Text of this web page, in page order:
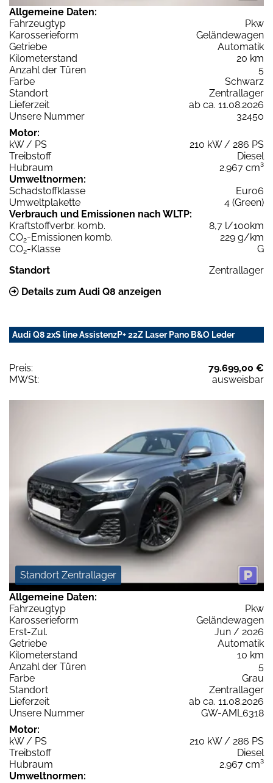
Allgemeine Daten:
Fahrzeugtyp
Pkw
Karosserieform
Geländewagen
Getriebe
Automatik
Kilometerstand
20 km
Anzahl der Türen
5
Farbe
Schwarz
Standort
Zentrallager
Lieferzeit
ab ca. 11.08.2026
Unsere Nummer
32450
Motor:
kW / PS
210 kW / 286 PS
Treibstoff
Diesel
Hubraum
2.967 cm³
Umweltnormen:
Schadstoffklasse
Euro6
Umweltplakette
4 (Green)
Verbrauch und Emissionen nach WLTP:
Kraftstoffverbr. komb.
8,7 l/100km
CO2-Emissionen komb.
229 g/km
CO2-Klasse
G
Standort
Zentrallager
Details zum Audi Q8 anzeigen
Audi Q8 2xS line AssistenzP+ 22Z Laser Pano B&O Leder
Preis:
79.699,00 €
MWSt:
ausweisbar
Standort Zentrallager
Allgemeine Daten:
Fahrzeugtyp
Pkw
Karosserieform
Geländewagen
Erst-Zul.
Jun / 2026
Getriebe
Automatik
Kilometerstand
10 km
Anzahl der Türen
5
Farbe
Grau
Standort
Zentrallager
Lieferzeit
ab ca. 11.08.2026
Unsere Nummer
GW-AML6318
Motor:
kW / PS
210 kW / 286 PS
Treibstoff
Diesel
Hubraum
2.967 cm³
Umweltnormen: